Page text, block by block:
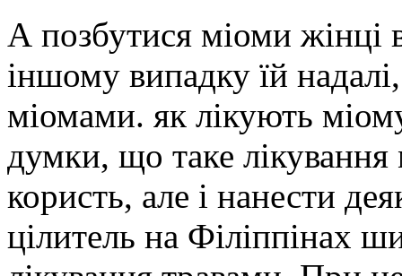
А позбутися міоми жінці
іншому випадку їй
міомами. як лікують
думки, що таке
користь, але і нанести
цілитель на Філіппінах